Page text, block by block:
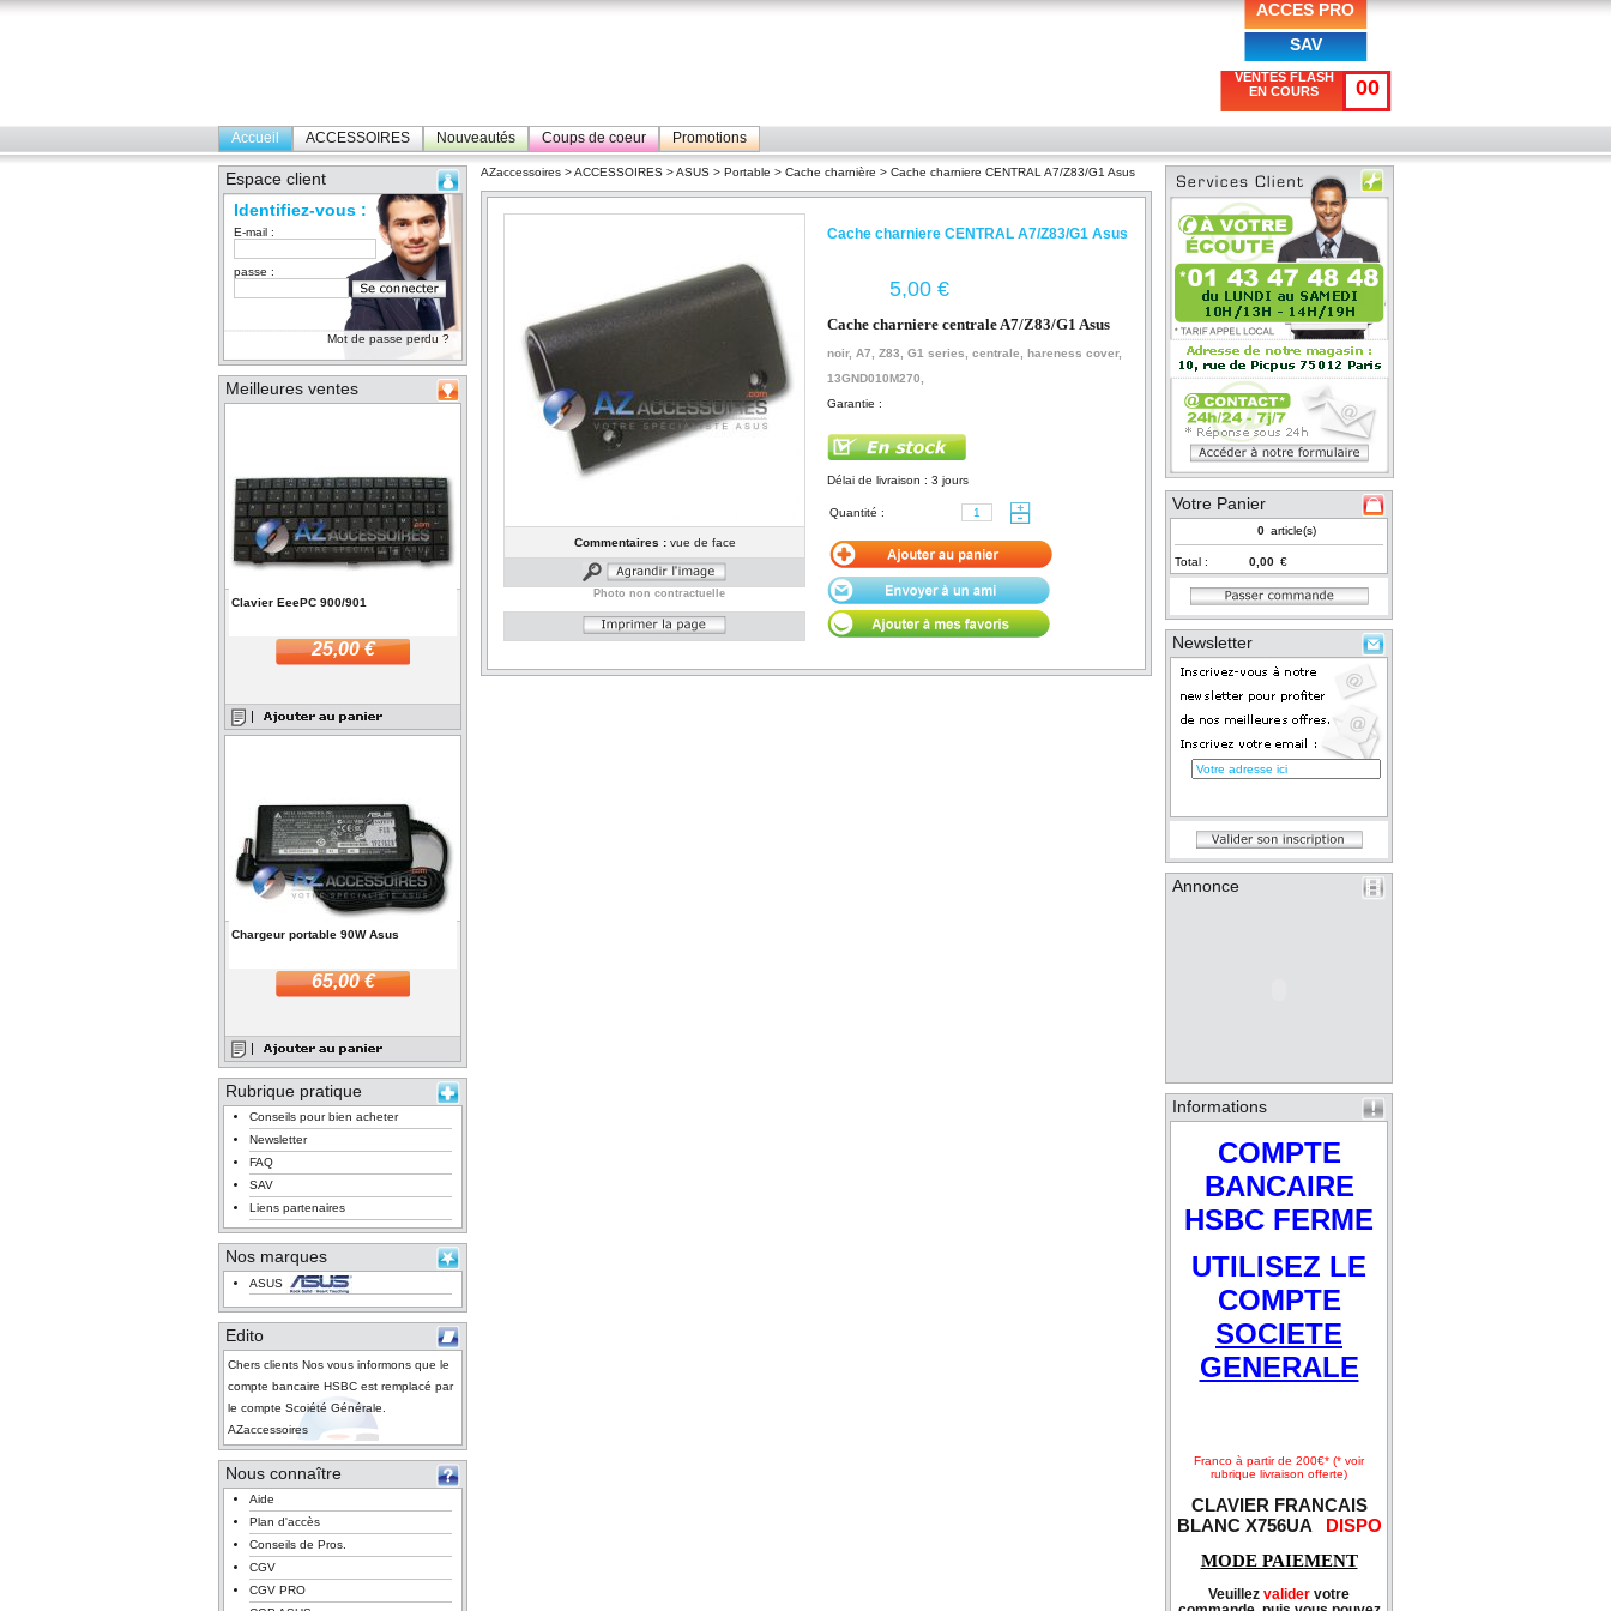
ACCES PRO
SAV
VENTES FLASH
EN COURS
00
Accueil ACCESSOIRES Nouveautés Coups de coeur Promotions
Espace client
Identifiez-vous :
E-mail :
passe :
Mot de passe perdu ?
Meilleures ventes
Clavier EeePC 900/901
25,00 €
Chargeur portable 90W Asus
65,00 €
Rubrique pratique
Conseils pour bien acheter
Newsletter
FAQ
SAV
Liens partenaires
Nos marques
ASUS
Edito
Chers clients Nos vous informons que le
compte bancaire HSBC est remplacé par
le compte Scoiété Générale.
AZaccessoires
Nous connaître
Aide
Plan d'accès
Conseils de Pros.
CGV
CGV PRO
AZaccessoires >ACCESSOIRES >ASUS > Portable > Cache charnière > Cache charniere CENTRAL A7/Z83/G1 Asus
Commentaires :vue de face
Photo non contractuelle
Cache charniere CENTRAL A7/Z83/G1 Asus
€
Cache charniere centrale A7/Z83/G1 Asus
noir, A7, Z83, G1 series, centrale, hareness cover,
13GND010M270,
Garantie :
Délai de livraison : 3 jours
Quantité : Votre Panier
article(s)
Total : €
Newsletter
Annonce
Informations
COMPTE
BANCAIRE
HSBC FERME
UTILISEZ LE
COMPTE
SOCIETE
GENERALE
Franco à partir de 200€* (* voir
rubrique livraison offerte)
CLAVIER FRANCAIS
BLANC X756UA DISPO
MODE PAIEMENT
Veuillez valider votre